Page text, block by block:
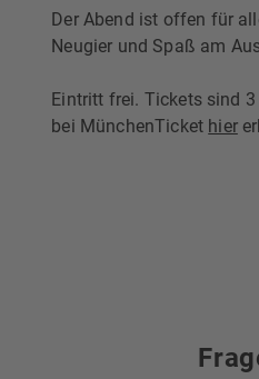
Der Abend ist offen für
Neugier und Spaß am
Eintritt frei. Tickets sind
bei MünchenTicket hier